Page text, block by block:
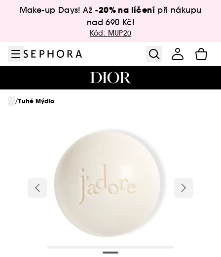
Přejít na hlavní obsah
Make-up Days! Až -20% na líčení při nákupu
nad 690 Kč!
Kód: MUP20
... /Tuhé Mýdlo